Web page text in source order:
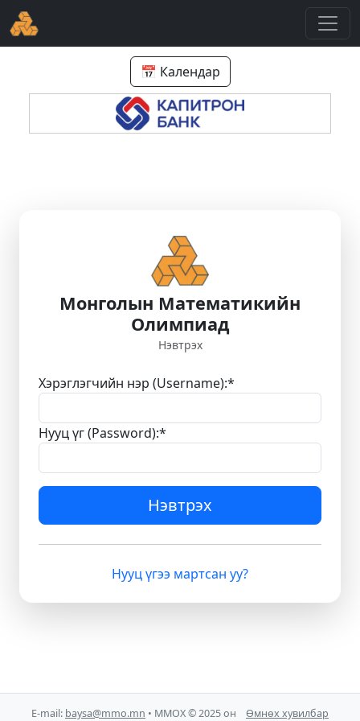
📅 Календар
Монголын Математикийн
Олимпиад
Нэвтрэх
Хэрэглэгчийн нэр (Username):*
Нууц үг (Password):*
Нэвтрэх
Нууц үгээ мартсан уу?
E-mail: baysa@mmo.mn • ММОХ © 2025 он Өмнөх хувилбар